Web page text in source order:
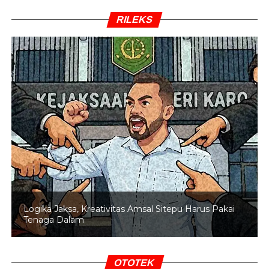
mengaku beberapa kali berhubungan dengan staf Ahmad
Dedi yang bernama Alex.
Saat dikonfirmasi kuasa hukumnya mengenai identitas
penerima dana tersebut, John Field menegaskan uang
tidak diserahkan langsung kepada Ahmad Dedi.
BACA JUGA KPK Fokus Selidiki Dugaan Korupsi
Pembebasan Lahan Proyek Kereta Cepat Whoosh
“Ke stafnya,” ujar John.
“Alex,” lanjutnya.
Menurut John, selama ini ia memahami Ahmad Dedi
Purnawirawan Pejuang Indonesia Raya (PPIR), sehingga
RILEKS
Logika Jaksa, Kreativitas Amsal Sitepu Harus Pakai
Tenaga Dalam
OTOTEK